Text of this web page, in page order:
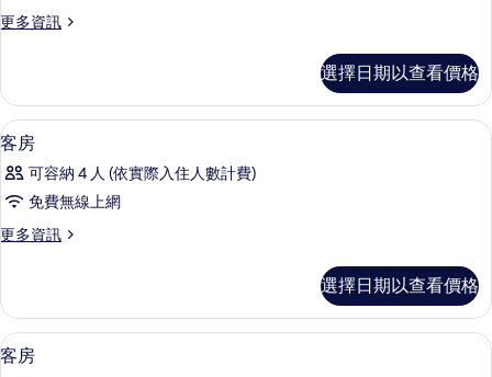
的
有
相
片
更多資訊
更
的
詳
情
選擇日期以查看價格
顯
示
客
的
有
相
片
遮光布/窗簾、熨斗/熨衣板、免費無線
2
客房
可容納 4 人 (依實際入住人數計費)
免費無線上網
更多資訊
更
的
詳
情
選擇日期以查看價格
顯
遮光布/窗簾、熨斗/熨衣板、免費無線
3
客房